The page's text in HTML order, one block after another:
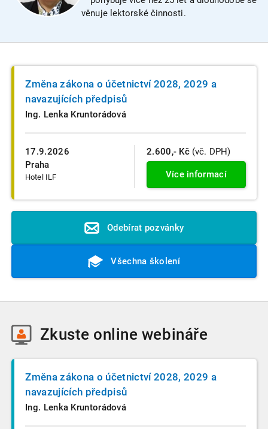
věnuje lektorské činnosti.
17.9.2026
Praha
Hotel ILF
Změna zákona o účetnictví 2028, 2029 a
navazujících předpisů
Ing. Lenka Kruntorádová
2.600,- Kč (vč. DPH)
Více informací
Odebírat pozvánky
Všechna školení
Zkuste online webináře
Změna zákona o účetnictví 2028, 2029 a
navazujících předpisů
Ing. Lenka Kruntorádová